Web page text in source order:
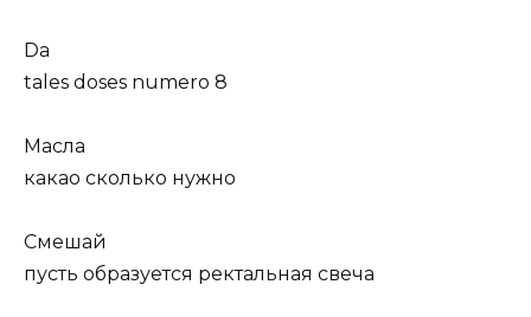
Da
tales doses numero 8
Масла
какао сколько нужно
Смешай
пусть образуется ректальная свеча